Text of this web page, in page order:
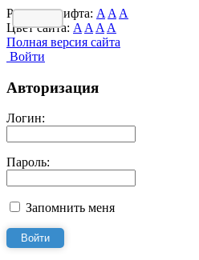
Размер шрифта: A A A
Цвет сайта: A A A A
Полная версия сайта
Войти
Авторизация
Логин:
Пароль:
Запомнить меня